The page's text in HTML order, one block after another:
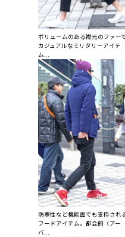
ボリュームのある襟元のファー
カジュアルなミリタリーアイテ
ム...
防寒性など機能面でも支持され
フードアイテム。都会的（アー
バ...